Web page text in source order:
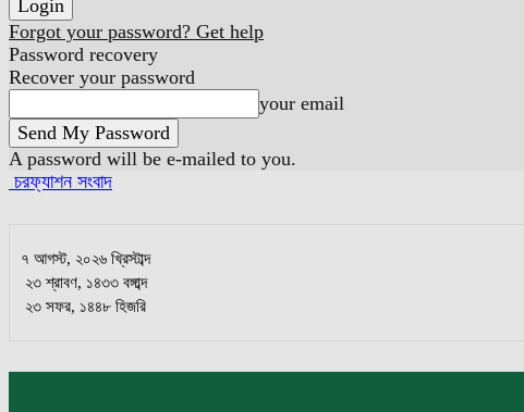
Forgot your password? Get help
Password recovery
Recover your password
your email
A password will be e-mailed to you.
চরফ্যাশন সংবাদ
৭ আগস্ট, ২০২৬ খ্রিস্টাব্দ
২৩ শ্রাবণ, ১৪৩৩ বঙ্গাব্দ
২৩ সফর, ১৪৪৮ হিজরি